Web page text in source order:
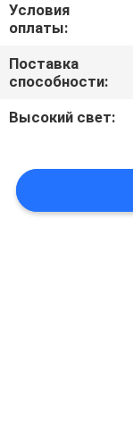
НОВОСТИ
ЗАПРОСИТЕ
ЦИТАТУ
КАРТА
САЙТА
Условия
оплаты:
Поставка
способности:
Высокий свет: